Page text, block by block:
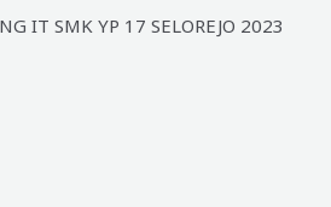
IT SMK YP 17 SELOREJO 2023